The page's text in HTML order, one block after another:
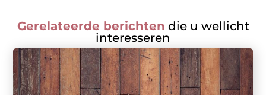
Gerelateerde berichten die u wellicht
interesseren